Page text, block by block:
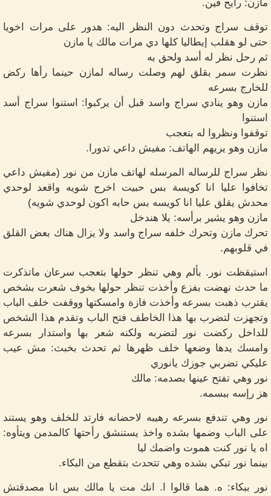
مازن: رايح فين.
توقف سراج وتحدث دون النظر اليه: هدور على مرات اخويا
حتى لو هقلب إيطاليا كلها دي مرات مالك يا مازن
ثم رحل نظر له أسد ولحق به
نظرت سمر بقلق لهم وصلت رساله لمازن حينما رأها ركض
للخارج بسرعه
مازن وهو ينادي سراج واسد قبل أن يركبوا: استنوا سراج أسد
استنوا
توقفوا ونظروا له بتعجب
مازن وهو يريهم الهاتف: مفيش داعي تدورا.
نظر سراج للرساله المرسله لهاتف مازن من نور (مفيش داعي
تخافوا عليا انا كويسة بس حبيت اخرج شويه واقعد لوحدي
محدش يقلق عليا انا كويسه بس حابه اكون لوحدي شويه)
مازن وهو يشير برأسه: يلا هندخل
تحرك مازن وتحرك خلفه سراج واسد ولا يزال هناك بعض القلق
في قلوبهم.
استيقظت نور. بألم وهي تنظر حولها بتعجب سرعان ماتذكرت
ما حدث نهضت بفزع وأخذت تنظر حولها بخوف شعرت بشخص
يقترب ذهبت بسرعه وأخذت فازة وامسكتها ووقفت خلف الباب
وتجهزت لتضرب بها هذا الخاطف فتح الباب وتقدم هذا الشخص
للداخل ركضت نور لتضربه ولكنه شعر بها واستدار بسرعه
وامسك يدها وضعها خلف ظهرها ثم تحدث بخبث: مش عيب
عليكي تضربي جوزك يانوري
نور وهي تفتح عينها بصدمه: مالك
هز رإسه ببسمه.
نور وهي تندفع بسرعه رهيبه لاحضانه فارتد للخلف وهو يستند
على الباب وضمها بشده واخذ يستنشق رأحتها كالمدمن ويتأوه:
اه يا نور كنت هموت واضمك ليا
بينما نور تبكي بشده وهي تتحدث بتقطع من البكاء.
نور ببكاء: ه. هما قالوا ا. انك مت يا مالك بس انا مصدقتش